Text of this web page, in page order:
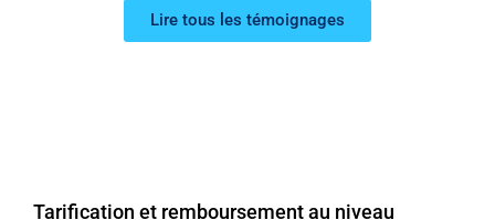
Lire tous les témoignages
Tarification et remboursement au niveau